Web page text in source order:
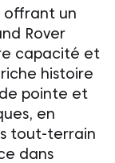
offrant un
Rover
capacité et
histoire
pointe et
en
tout-terrain
dans